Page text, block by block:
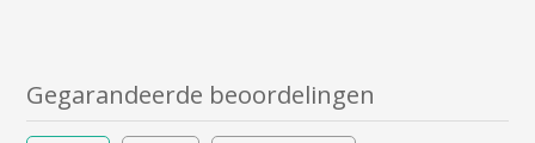
Gegarandeerde beoordelingen